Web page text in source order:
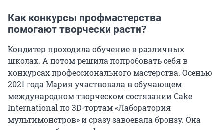
Как конкурсы профмастерства
помогают творчески расти?
Кондитер проходила обучение в различных
школах. А потом решила попробовать себя в
конкурсах профессионального мастерства. Осенью
2021 года Мария участвовала в обучающем
международном творческом состязании Cake
International по3D-тортам«Лаборатория
мультимонстров» и сразу завоевала бронзу. Она